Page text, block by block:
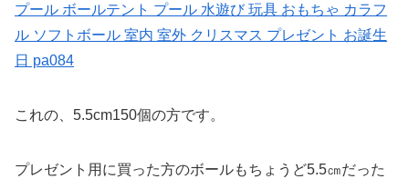
プール ボールテント プール 水遊び 玩具 おもちゃ カラフ
ル ソフトボール 室内 室外 クリスマス プレゼント お誕生
日 pa084
これの、5.5cm150個の方です。
プレゼント用に買った方のボールもちょうど5.5㎝だった